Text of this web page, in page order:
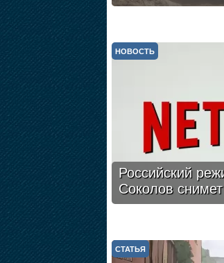
Российский
Соколов
НОВОСТЬ
СТАТЬЯ